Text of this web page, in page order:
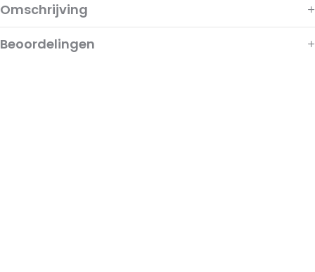
Omschrijving
Beoordelingen